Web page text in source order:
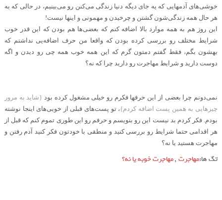
خوشی‌های آدمهایی که یه جای دیگه دنیا زندگی می‌کنن رو می‌بینیم، در حالی که به
هر حال همه زندگی‌شون گشتن و چرخیدن و مهمونی و اینها نیست!
این روز هم به همه موارد بالا اضافه کنم که بعضی‌ها هم بودن که این قدر خوب
شرایط مختلف رو بررسی کرده بودن که واقعا من حرف اضافه‌یی نداشتم که
بهشون بگم، فقط گفتم دمتون گرم که این همه خوب همه چی رو دیدن و اگه
دوست دارید و شرایط مهاجرت رو دارید چرا که نه؟
نمی‌دونم چرا بعضی از این حرفها فکرم رو خیلی مشغول کرده بود }شاید به مرور
چیزهایی به همین پست اضافه کردم{، تو پست‌های قبلی از خوبی‌های اینجا نوشته
بودم. فکر کردم بد نیست این رو بنویسم و حرفم رو این طوری تموم کنم که قبل از
هر اقدامی حتما شرایط رو بررسی کنید و منطقی با خودتون فکر کنید آدم رفتن و
مهاجرت هستید یا نه؟
تگ ها:مهاجرت ,مهاجرت خوبه یا نه؟